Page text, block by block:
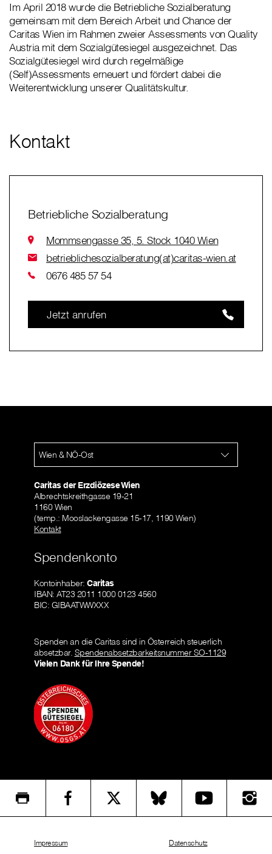
Im April 2018 wurde die Betriebliche Sozialberatung
gemeinsam mit dem Bereich Arbeit und Chance der
Caritas Wien im Rahmen zweier Assessments von Quality
Austria mit dem Sozialgütesiegel ausgezeichnet. Das
Sozialgütesiegel wird durch regelmäßige
(Self)Assessments erneuert und fördert dabei die
Weiterentwicklung unserer Qualitätskultur.
Kontakt
Betriebliche Sozialberatung
Mommsengasse 35, 5. Stock 1040 Wien
betrieblichesozialberatung(at)caritas-wien.at
0676 485 57 54
Jetzt anrufen
Wien & NÖ-Ost
Caritas der Erzdiözese Wien
Albrechtskreithgasse 19-21
1160 Wien
(temp.: Mooslackengasse 15-17, 1190 Wien)
Kontakt
Spendenkonto
Kontoinhaber: Caritas
IBAN: AT23 2011 1000 0123 4560
BIC: GIBAATWWXXX
Spenden an die Caritas sind in Österreich steuerlich
absetzbar. Spendenabsetzbarkeitsnummer SO-1129
Vielen Dank für Ihre Spende!
Impressum Datenschutz